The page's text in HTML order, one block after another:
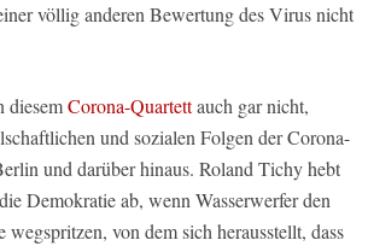
völlig anderen Bewertung des Virus nicht
diesemCorona-Quartettauch gar nicht,
und sozialen Folgen der Corona-
und darüber hinaus. Roland Tichy hebt
Demokratie ab, wenn Wasserwerfer den
wegspritzen, von dem sich herausstellt, dass